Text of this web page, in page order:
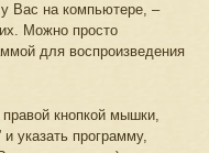
Вас на компьютере, –
Можно просто
для воспроизведения
кнопкой мышки,
указать программу,